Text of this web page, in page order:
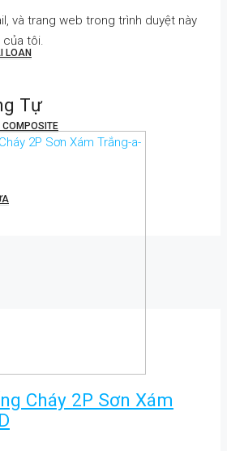
LOAN
COMPOSITE
và trang web trong trình duyệt này
tôi.
Tự
Cháy 2P Sơn Xám